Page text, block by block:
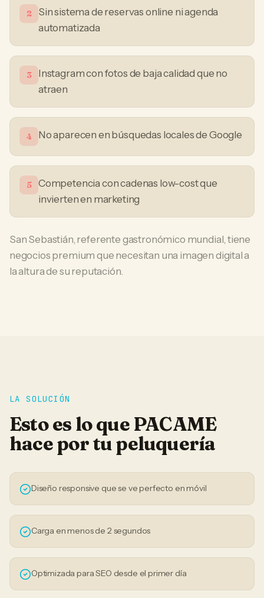
2
Sin sistema de reservas online ni agenda
automatizada
3
Instagram con fotos de baja calidad que no
atraen
4 No aparecen en búsquedas locales de Google
5
Competencia con cadenas low-cost que
invierten en marketing
San Sebastián, referente gastronómico mundial, tiene
negocios premium que necesitan una imagen digital a
la altura de su reputación.
LA SOLUCIÓN
Esto es lo que PACAME
hace por tupeluquería
Diseño responsive que se ve perfecto en móvil
Carga en menos de 2 segundos
Optimizada para SEO desde el primer día